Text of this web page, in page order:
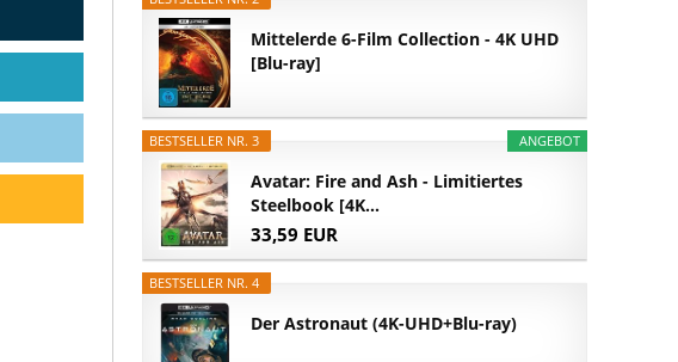
Mittelerde 6-Film Collection - 4K UHD
[Blu-ray]
ANGEBOT
BESTSELLER NR. 3
Avatar: Fire and Ash - Limitiertes
Steelbook [4K...
33,59 EUR
BESTSELLER NR. 4
Der Astronaut (4K-UHD+Blu-ray)